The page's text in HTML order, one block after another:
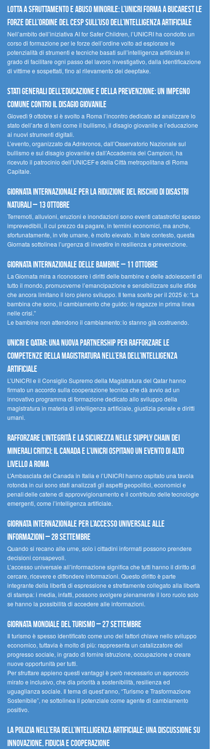
Lotta a sfruttamento e abuso minorile: l’UNICRI forma a Bucarest le
forze dell’ordine del CESP sull’uso dell’Intelligenza Artificiale
Nell’ambito dell’iniziativa AI for Safer Children, l’UNICRI ha condotto un
corso di formazione per le forze dell’ordine volto ad esplorare le
potenzialità di strumenti e tecniche basati sull’intelligenza artificiale in
grado di facilitare ogni passo del lavoro investigativo, dalla identificazione
di vittime e sospettati, fino al rilevamento dei deepfake.
Stati Generali dell’Educazione e della Prevenzione: un impegno
comune contro il disagio giovanile
Giovedì 9 ottobre si è svolto a Roma l’incontro dedicato ad analizzare lo
stato dell’arte di temi come il bullismo, il disagio giovanile e l’educazione
ai nuovi strumenti digitali.
L’evento, organizzato da Adnkronos, dall’Osservatorio Nazionale sul
bullismo e sul disagio giovanile e dall’Accademia dei Campioni, ha
ricevuto il patrocinio dell’UNICEF e della Città metropolitana di Roma
Capitale.
Giornata internazionale per la riduzione del rischio di disastri
naturali – 13 ottobre
Terremoti, alluvioni, eruzioni e inondazioni sono eventi catastrofici spesso
imprevedibili, il cui prezzo da pagare, in termini economici, ma anche,
sfortunatamente, in vite umane, è molto elevato. In tale contesto, questa
Giornata sottolinea l’urgenza di investire in resilienza e prevenzione.
Giornata internazionale delle bambine – 11 ottobre
La Giornata mira a riconoscere i diritti delle bambine e delle adolescenti di
tutto il mondo, promuoverne l’emancipazione e sensibilizzare sulle sfide
che ancora limitano il loro pieno sviluppo. Il tema scelto per il 2025 è: “La
bambina che sono, il cambiamento che guido: le ragazze in prima linea
nelle crisi.”
Le bambine non attendono il cambiamento: lo stanno già costruendo.
UNICRI e Qatar: una nuova partnership per rafforzare le
competenze della magistratura nell’era dell’intelligenza
artificiale
L’UNICRI e il Consiglio Supremo della Magistratura del Qatar hanno
firmato un accordo sulla cooperazione tecnica che dà avvio ad un
innovativo programma di formazione dedicato allo sviluppo della
magistratura in materia di intelligenza artificiale, giustizia penale e diritti
umani.
Rafforzare l’integrità e la sicurezza nelle supply chain dei
minerali critici: il Canada e l’UNICRI ospitano un evento di alto
livello a Roma
L’Ambasciata del Canada in Italia e l’UNICRI hanno ospitato una tavola
rotonda in cui sono stati analizzati gli aspetti geopolitici, economici e
penali delle catene di approvvigionamento e il contributo delle tecnologie
emergenti, come l’intelligenza artificiale.
Giornata internazionale per l’accesso universale alle
informazioni – 28 settembre
Quando si recano alle urne, solo i cittadini informati possono prendere
decisioni consapevoli.
L’accesso universale all’informazione significa che tutti hanno il diritto di
cercare, ricevere e diffondere informazioni. Questo diritto è parte
integrante della libertà di espressione e strettamente collegato alla libertà
di stampa: i media, infatti, possono svolgere pienamente il loro ruolo solo
se hanno la possibilità di accedere alle informazioni.
Giornata mondiale del turismo – 27 settembre
Il turismo è spesso identificato come uno dei fattori chiave nello sviluppo
economico, tuttavia è molto di più: rappresenta un catalizzatore del
progresso sociale, in grado di fornire istruzione, occupazione e creare
nuove opportunità per tutti.
Per sfruttare appieno questi vantaggi è però necessario un approccio
mirato e inclusivo, che dia priorità a sostenibilità, resilienza ed
uguaglianza sociale. Il tema di quest’anno, “Turismo e Trasformazione
Sostenibile”, ne sottolinea il potenziale come agente di cambiamento
positivo.
La polizia nell’era dell’Intelligenza Artificiale: una discussione su
innovazione, fiducia e cooperazione